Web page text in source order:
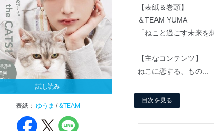
試し読み
表紙： ゆうま /&TEAM
【表紙＆巻頭】
＆TEAM YUMA
「ねこと過ごす未来を
【主なコンテンツ】
ねこに恋する、もの...
目次を見る